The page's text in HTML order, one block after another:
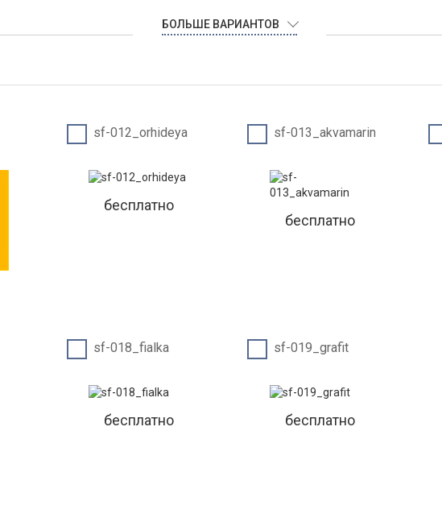
БОЛЬШЕ ВАРИАНТОВ
sf-012_orhideya
бесплатно
sf-013_akvamarin
бесплатно
sf-018_fialka
бесплатно
sf-019_grafit
бесплатно